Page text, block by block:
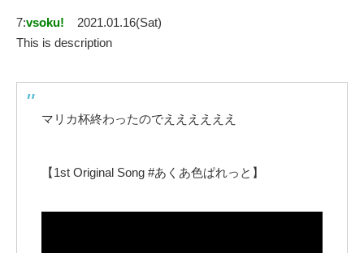
7:vsoku!
2021.01.16(Sat)
This is description
マリカ杯終わったのでええええええ
【1st Original Song #あくあ色ぱれっと】